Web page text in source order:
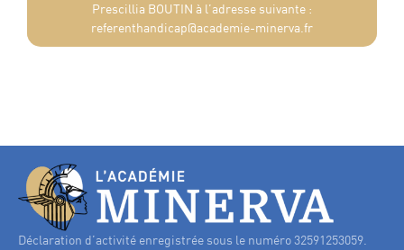
Prescillia BOUTIN à l’adresse suivante :
referenthandicap@academie-minerva.fr
Déclaration d’activité enregistrée sous le numéro 32591253059.